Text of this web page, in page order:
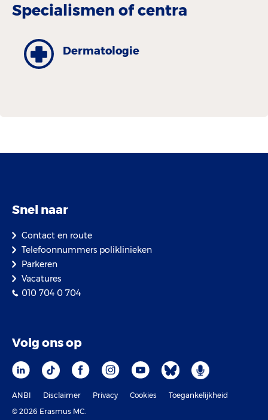
Specialismen of centra
Dermatologie
Snel naar
Contact en route
Telefoonnummers poliklinieken
Parkeren
Vacatures
010 704 0 704
Volg ons op
ANBI Disclaimer Privacy Cookies
Toegankelijkheid
© 2026 Erasmus MC.